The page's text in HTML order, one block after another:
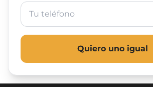
Quiero uno igual